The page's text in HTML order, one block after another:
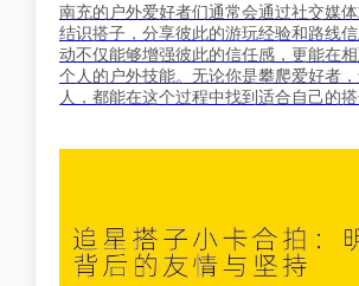
南充的户外爱好者们通常会通过社交媒
结识搭子，分享彼此的游玩经验和路线
动不仅能够增强彼此的信任感，更能在
个人的户外技能。无论你是攀爬爱好者
人，都能在这个过程中找到适合自己的搭